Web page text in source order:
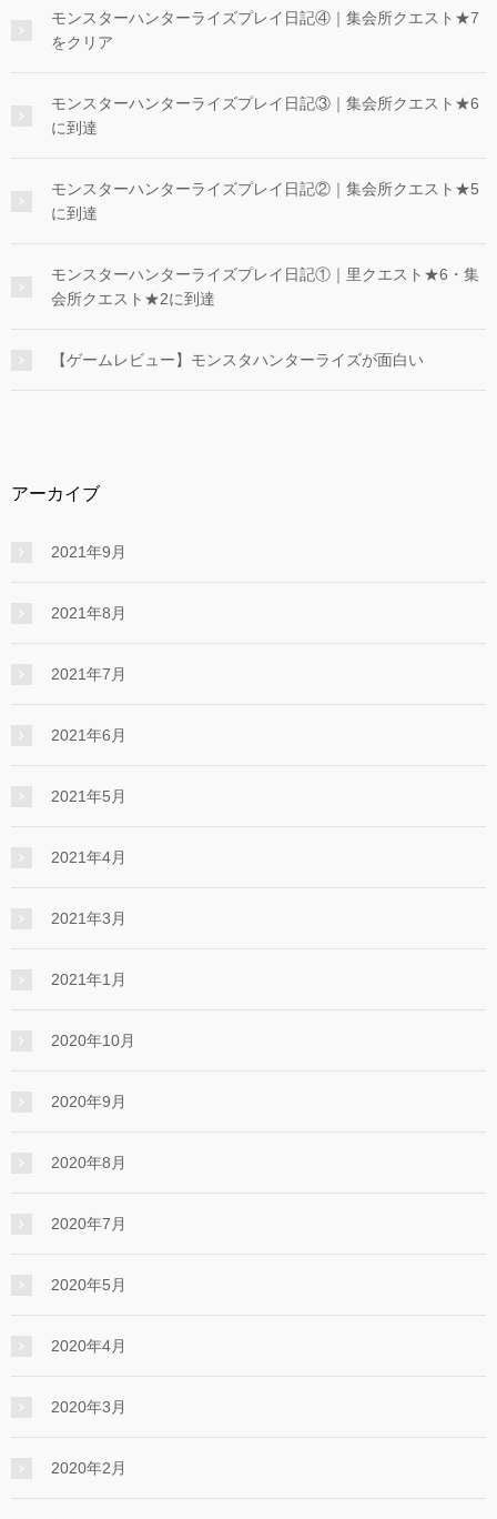
モンスターハンターライズプレイ日記④｜集会所クエスト★7
をクリア
モンスターハンターライズプレイ日記③｜集会所クエスト★6
に到達
モンスターハンターライズプレイ日記②｜集会所クエスト★5
に到達
モンスターハンターライズプレイ日記①｜里クエスト★6・集
会所クエスト★2に到達
【ゲームレビュー】モンスタハンターライズが面白い
アーカイブ
2021年9月
2021年8月
2021年7月
2021年6月
2021年5月
2021年4月
2021年3月
2021年1月
2020年10月
2020年9月
2020年8月
2020年7月
2020年5月
2020年4月
2020年3月
2020年2月